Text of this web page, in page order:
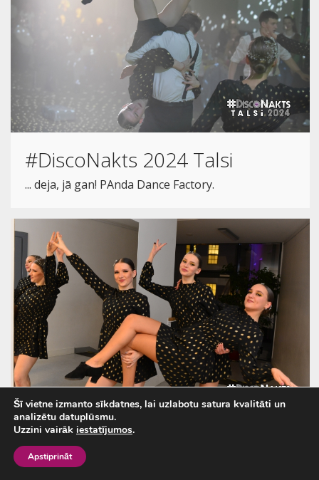
#DiscoNakts 2024 Talsi
... deja, jā gan! PAnda Dance Factory.
#DiscoNakts 2024 Talsi
Meitenes, uh, kādas meitenes no Dobeles..
Šī vietne izmanto sīkdatnes, lai uzlabotu satura kvalitāti un
analizētu datuplūsmu.
Uzzini vairāk iestatījumos.
Apstiprināt